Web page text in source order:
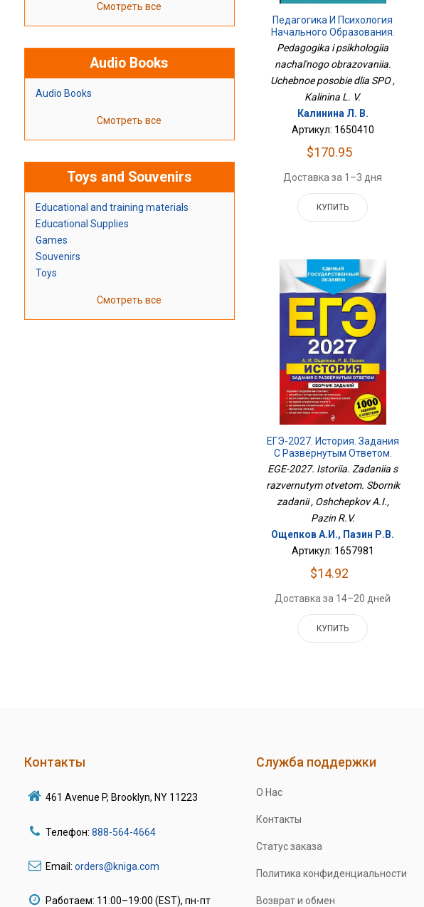
Смотреть все
Audio Books
Audio Books
Смотреть все
Toys and Souvenirs
Educational and training materials
Educational Supplies
Games
Souvenirs
Toys
Смотреть все
Педагогика И Психология
Начального Образования.
Учебное Пособие Для СПО
Pedagogika i psikhologiia
nachal'nogo obrazovaniia.
Uchebnoe posobie dlia SPO ,
Kalinina L. V.
Калинина Л. В.
Артикул: 1650410
$170.95
Доставка за 1–3 дня
КУПИТЬ
ЕГЭ-2027. История. Задания
С Развёрнутым Ответом.
Сборник Заданий
EGE-2027. Istoriia. Zadaniia s
razvernutym otvetom. Sbornik
zadanii , Oshchepkov A.I.,
Pazin R.V.
Ощепков А.И., Пазин Р.В.
Артикул: 1657981
$14.92
Доставка за 14–20 дней
КУПИТЬ
Контакты
461 Avenue P, Brooklyn, NY 11223
Телефон: 888-564-4664
Email: orders@kniga.com
Работаем: 11:00–19:00 (EST), пн-пт
Служба поддержки
О Нас
Контакты
Статус заказа
Политика конфиденциальности
Возврат и обмен